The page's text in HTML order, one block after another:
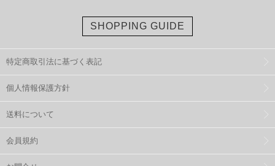
SHOPPING GUIDE
特定商取引法に基づく表記
個人情報保護方針
送料について
会員規約